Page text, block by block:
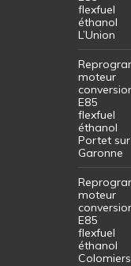
flexfuel
éthanol
L’Union
moteur
E85
flexfuel
éthanol
Portet sur
Garonne
moteur
E85
flexfuel
éthanol
Colomiers